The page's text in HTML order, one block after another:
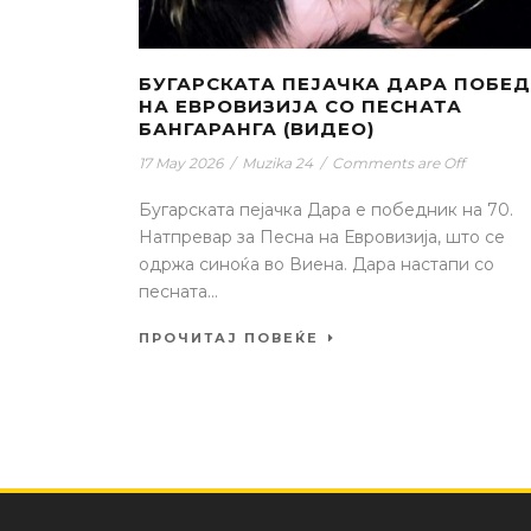
БУГАРСКАТА ПЕЈАЧКА ДАРА
НА ЕВРОВИЗИЈА СО ПЕСНАТА
БАНГАРАНГА (ВИДЕО)
17 May 2026 / Muzika 24 / Comments are Off
Бугарската пејачка Дара е победник на 70.
Натпревар за Песна на Евровизија, што се
одржа синоќа во Виена. Дара настапи со
песната...
ПРОЧИТАЈ ПОВЕЌЕ